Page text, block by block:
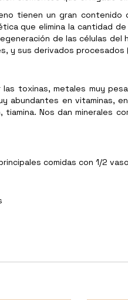
tienen un gran
que elimina la cantidad
de las células
y sus derivados
toxinas, metales muy
abundantes en vitaminas,
Nos dan minerales
comidas con 1/2